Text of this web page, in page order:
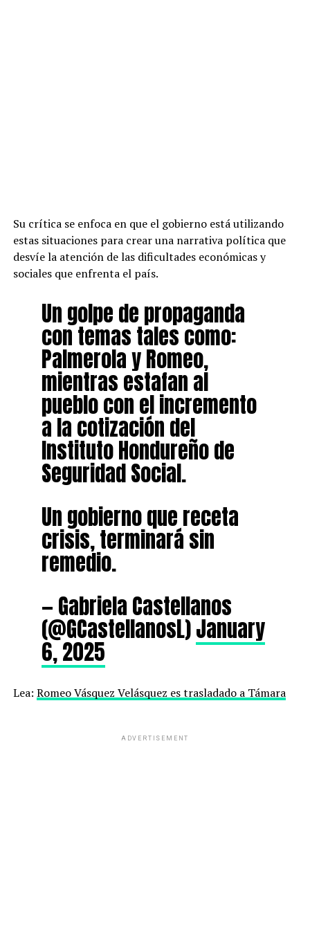
Su crítica se enfoca en que el gobierno está utilizando
estas situaciones para crear una narrativa política que
desvíe la atención de las dificultades económicas y
sociales que enfrenta el país.
Un golpe de propaganda
con temas tales como:
Palmerola y Romeo,
mientras estafan al
pueblo con el incremento
a la cotización del
Instituto Hondureño de
Seguridad Social.
Un gobierno que receta
crisis, terminará sin
remedio.
— Gabriela Castellanos
(@GCastellanosL)January
6, 2025
Lea: Romeo Vásquez Velásquez es trasladado a Támara
ADVERTISEMENT